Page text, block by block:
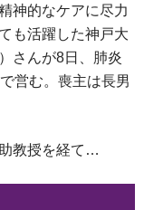
神的なケアに尽力
も活躍した神戸大
さんが8日、肺炎
営む。喪主は長男
教授を経て…